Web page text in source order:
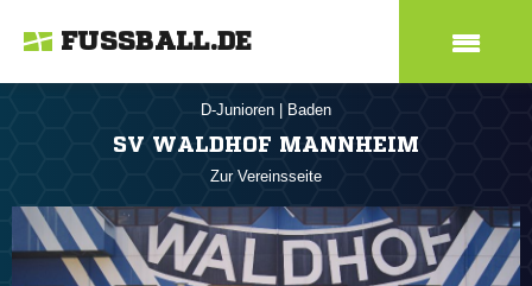
FUSSBALL.DE
D-Junioren Baden
SV WALDHOF MANNHEIM
Zur Vereinsseite